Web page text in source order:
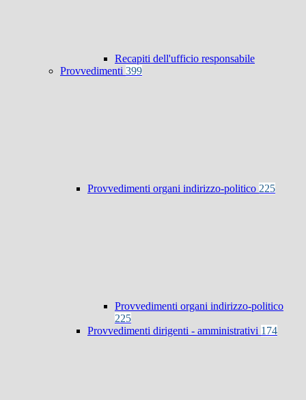
Recapiti dell'ufficio responsabile
Provvedimenti 399
Provvedimenti organi indirizzo-politico 225
Provvedimenti organi indirizzo-politico
225
Provvedimenti dirigenti - amministrativi 174